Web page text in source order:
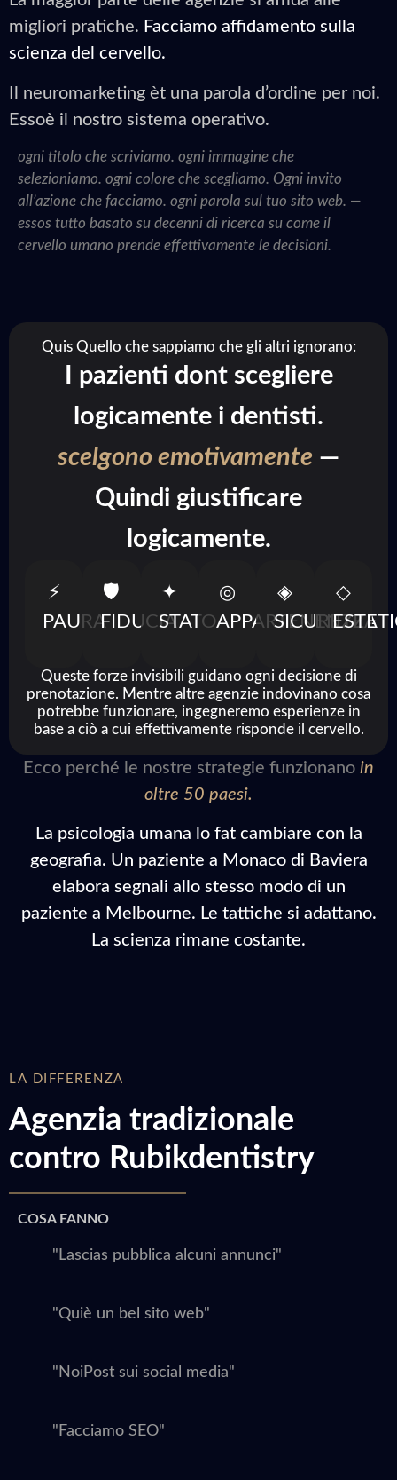
migliori pratiche. Facciamo affidamento sulla
scienza del cervello.
Il neuromarketing èt una parola d’ordine per noi.
Essoè il nostro sistema operativo.
ogni titolo che scriviamo. ogni immagine che
selezioniamo. ogni colore che scegliamo. Ogni invito
all’azione che facciamo. ogni parola sul tuo sito web. —
essos tutto basato su decenni di ricerca su come il
cervello umano prende effettivamente le decisioni.
Quis Quello che sappiamo che gli altri ignorano:
I pazienti dont scegliere
logicamente i dentisti.
scelgono emotivamente —
Quindi giustificare
logicamente.
⚡
PAURA
🛡
FIDUCIA
✦
STATO
◎
APPARTENENTE
◈
SICUREZZA
◇
Queste forze invisibili guidano ogni decisione di
prenotazione. Mentre altre agenzie indovinano cosa
potrebbe funzionare, ingegneremo esperienze in
base a ciò a cui effettivamente risponde il cervello.
Ecco perché le nostre strategie funzionano in
oltre 50 paesi.
La psicologia umana lo fat cambiare con la
geografia. Un paziente a Monaco di Baviera
elabora segnali allo stesso modo di un
paziente a Melbourne. Le tattiche si adattano.
La scienza rimane costante.
LA DIFFERENZA
Agenzia tradizionale
contro Rubikdentistry
COSA FANNO
"Lascias pubblica alcuni annunci"
"Quiè un bel sito web"
"NoiPost sui social media"
"Facciamo SEO"